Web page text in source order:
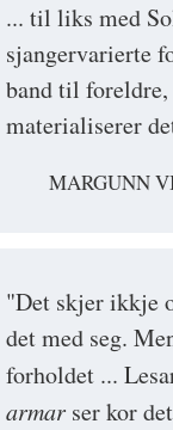
... til liks med
sjangervarierte
band til
materialiserer
MARGUNN
"Det skjer ikkje
det med seg.
forholdet ...
armar ser kor